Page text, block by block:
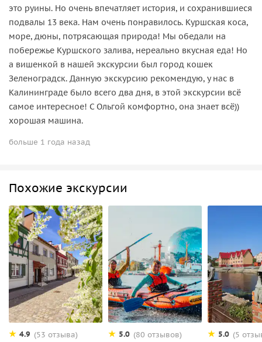
это руины. Но очень впечатляет история, и сохранившиеся
подвалы 13 века. Нам очень понравилось. Куршская коса,
море, дюны, потрясающая природа! Мы обедали на
побережье Куршского залива, нереально вкусная еда! Но
а вишенкой в нашей экскурсии был город кошек
Зеленоградск. Данную экскурсию рекомендую, у нас в
Калининграде было всего два дня, в этой экскурсии всё
самое интересное! С Ольгой комфортно, она знает всё))
хорошая машина.
больше 1 года назад
Похожие экскурсии
4.9 (53 отзыва) 5.0 (80 отзывов) 5.0 (5